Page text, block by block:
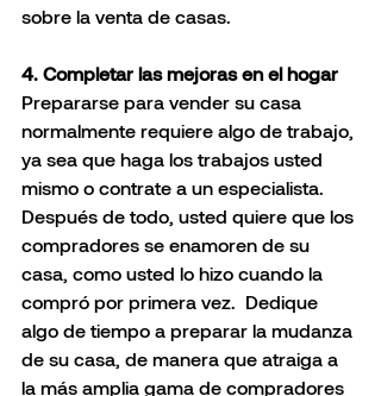
sobre la venta de casas.
4. Completar las mejoras en el hogar
Prepararse para vender su casa
normalmente requiere algo de trabajo,
ya sea que haga los trabajos usted
mismo o contrate a un especialista.
Después de todo, usted quiere que los
compradores se enamoren de su
casa, como usted lo hizo cuando la
compró por primera vez.  Dedique
algo de tiempo a preparar la mudanza
de su casa, de manera que atraiga a
la más amplia gama de compradores